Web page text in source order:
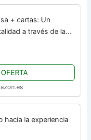
+ cartas: Un
a través de la
hacia la experiencia